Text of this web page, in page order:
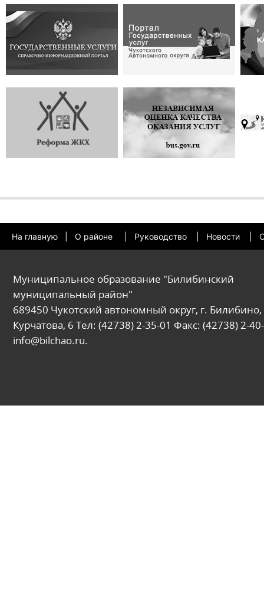
На главную О районе Руководство Новости
Муниципальное образование "Билибинский
муниципальный район"
689450 Чукотский автономный округ, г. Билибино,
Курчатова, 6 Тел: (42738) 2-35-01 Факс: (42738) 2-
info@bilchao.ru.